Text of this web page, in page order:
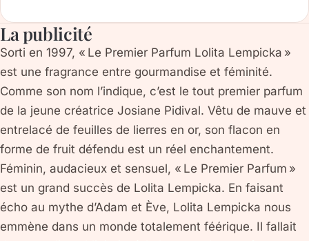
La publicité
Sorti en 1997, « Le Premier Parfum Lolita Lempicka »
est une fragrance entre gourmandise et féminité.
Comme son nom l’indique, c’est le tout premier parfum
de la jeune créatrice Josiane Pidival. Vêtu de mauve et
entrelacé de feuilles de lierres en or, son flacon en
forme de fruit défendu est un réel enchantement.
Féminin, audacieux et sensuel, « Le Premier Parfum »
est un grand succès de Lolita Lempicka. En faisant
écho au mythe d’Adam et Ève, Lolita Lempicka nous
emmène dans un monde totalement féérique. Il fallait